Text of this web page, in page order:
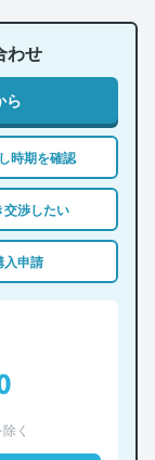
わせ
ら
時期を確認
交渉したい
入申請
く